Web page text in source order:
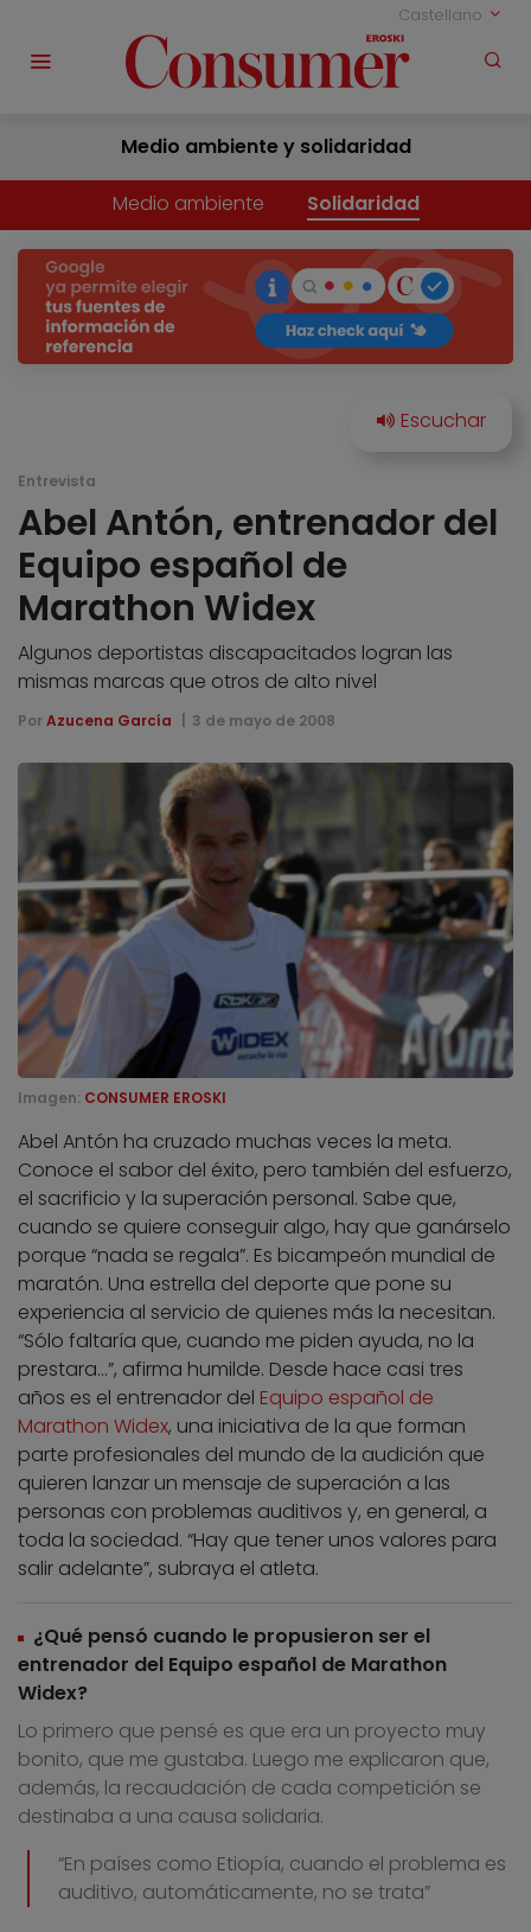
Castellano
Medio ambiente y solidaridad
Medio ambiente Solidaridad
Entrevista
Abel Antón, entrenador del
Equipo español de
Marathon Widex
Algunos deportistas discapacitados logran las
mismas marcas que otros de alto nivel
Por Azucena García 3 de mayo de 2008
Imagen: CONSUMER EROSKI
Abel Antón ha cruzado muchas veces la meta.
Conoce el sabor del éxito, pero también del esfuerzo,
el sacrificio y la superación personal. Sabe que,
cuando se quiere conseguir algo, hay que ganárselo
porque “nada se regala”. Es bicampeón mundial de
maratón. Una estrella del deporte que pone su
experiencia al servicio de quienes más la necesitan.
“Sólo faltaría que, cuando me piden ayuda, no la
prestara…”, afirma humilde. Desde hace casi tres
años es el entrenador del Equipo español de
Marathon Widex, una iniciativa de la que forman
parte profesionales del mundo de la audición que
quieren lanzar un mensaje de superación a las
personas con problemas auditivos y, en general, a
toda la sociedad. “Hay que tener unos valores para
salir adelante”, subraya el atleta.
¿Qué pensó cuando le propusieron ser el
entrenador del Equipo español de Marathon
Widex?
Lo primero que pensé es que era un proyecto muy
bonito, que me gustaba. Luego me explicaron que,
además, la recaudación de cada competición se
destinaba a una causa solidaria.
“En países como Etiopía, cuando el problema es
auditivo, automáticamente, no se trata”